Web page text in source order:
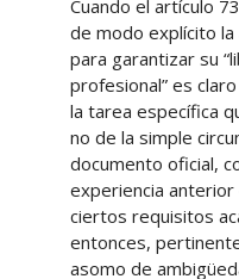
Cuando el artículo
de modo explícito
para garantizar su
profesional” es
la tarea específica
no de la simple
documento oficial,
experiencia
ciertos requisitos
entonces,
asomo de